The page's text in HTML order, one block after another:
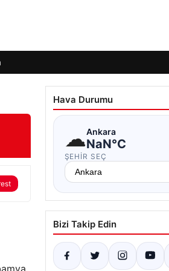
Hava Durumu
☁Ankara
NaN°C
ŞEHIR SEÇ
Bizi Takip Edin